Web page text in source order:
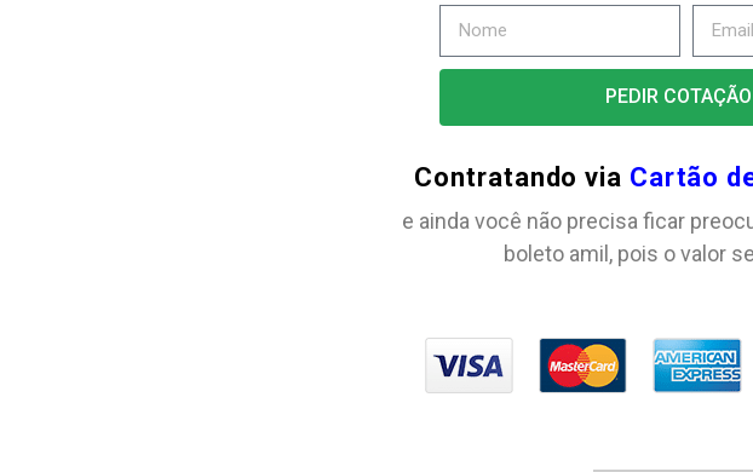
PEDIR
Contratando via Cartão
e ainda você não precisa ficar
boleto amil, pois o valor